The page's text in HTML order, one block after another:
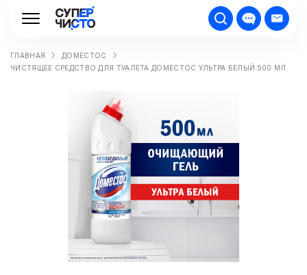
ГЛАВНАЯ
ДОМЕСТОС
ЧИСТЯЩЕЕ СРЕДСТВО ДЛЯ ТУАЛЕТА ДОМЕСТОС УЛЬТРА БЕЛЫЙ 500 МЛ